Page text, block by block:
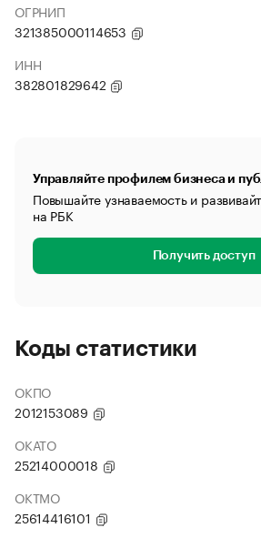
ОГРНИП
321385000114653
ИНН
382801829642
Управляйте профилем бизнеса и
Повышайте узнаваемость и
на РБК
Получить доступ
Коды статистики
ОКПО
2012153089
ОКАТО
25214000018
ОКТМО
25614416101